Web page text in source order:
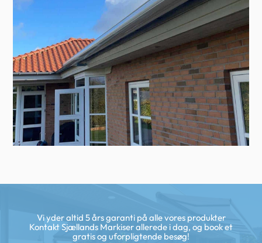
Vi yder altid 5 års garanti på alle vores produkter
Kontakt Sjællands Markiser allerede i dag, og book et
gratis og uforpligtende besøg!